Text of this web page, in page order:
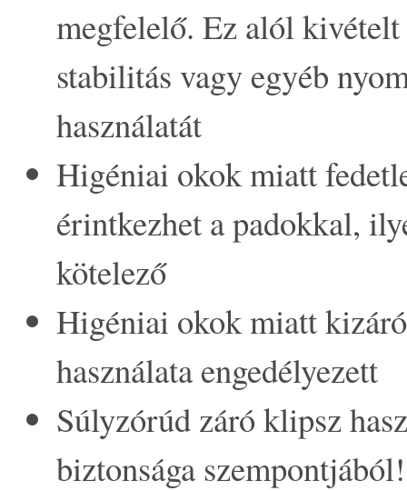
megfelelő. Ez alól
stabilitás vagy egyéb
használatát
Higéniai okok miatt
érintkezhet a padokkal,
kötelező
Higéniai okok miatt
használata engedélyezett
Súlyzórúd záró klipsz
biztonsága szempontjából!